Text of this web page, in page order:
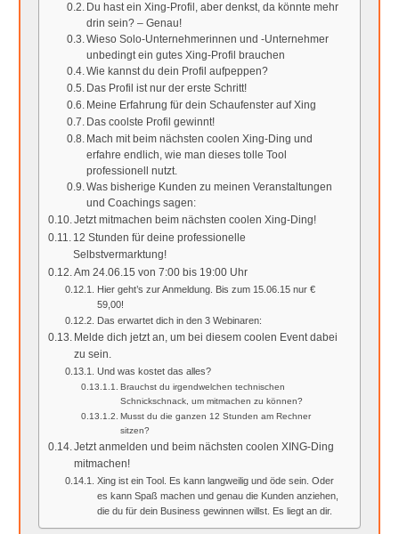
Du hast ein Xing-Profil, aber denkst, da könnte mehr
drin sein? – Genau!
Wieso Solo-Unternehmerinnen und -Unternehmer
unbedingt ein gutes Xing-Profil brauchen
Wie kannst du dein Profil aufpeppen?
Das Profil ist nur der erste Schritt!
Meine Erfahrung für dein Schaufenster auf Xing
Das coolste Profil gewinnt!
Mach mit beim nächsten coolen Xing-Ding und
erfahre endlich, wie man dieses tolle Tool
professionell nutzt.
Was bisherige Kunden zu meinen Veranstaltungen
und Coachings sagen:
Jetzt mitmachen beim nächsten coolen Xing-Ding!
12 Stunden für deine professionelle
Selbstvermarktung!
Am 24.06.15 von 7:00 bis 19:00 Uhr
Hier geht’s zur Anmeldung. Bis zum 15.06.15 nur €
59,00!
Das erwartet dich in den 3 Webinaren:
Melde dich jetzt an, um bei diesem coolen Event dabei
zu sein.
Und was kostet das alles?
Brauchst du irgendwelchen technischen
Schnickschnack, um mitmachen zu können?
Musst du die ganzen 12 Stunden am Rechner
sitzen?
J etzt anmelden und beim nächsten coolen XING-Ding
mitmachen!
Xing ist ein Tool. Es kann langweilig und öde sein. Oder
es kann Spaß machen und genau die Kunden anziehen,
die du für dein Business gewinnen willst. Es liegt an dir.